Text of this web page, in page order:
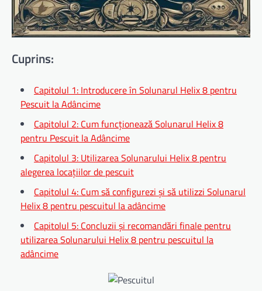
Cuprins:
Capitolul 1: Introducere în Solunarul Helix 8 pentru
Pescuit la Adâncime
Capitolul 2: Cum funcționează Solunarul Helix 8
pentru Pescuit la Adâncime
Capitolul 3: Utilizarea Solunarului Helix 8 pentru
alegerea locațiilor de pescuit
Capitolul 4: Cum să configurezi și să utilizzi Solunarul
Helix 8 pentru pescuitul la adâncime
Capitolul 5: Concluzii și recomandări finale pentru
utilizarea Solunarului Helix 8 pentru pescuitul la
adâncime